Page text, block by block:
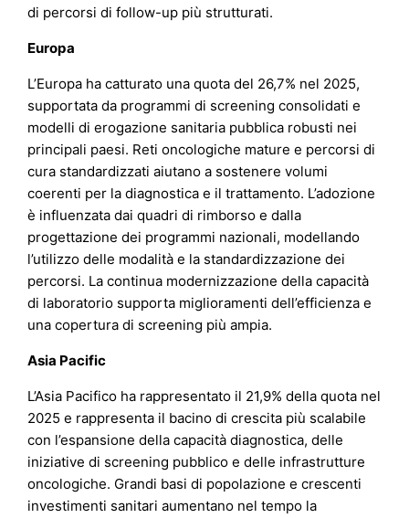
di percorsi di follow-up più strutturati.
Europa
L’Europa ha catturato una quota del 26,7% nel 2025,
supportata da programmi di screening consolidati e
modelli di erogazione sanitaria pubblica robusti nei
principali paesi. Reti oncologiche mature e percorsi di
cura standardizzati aiutano a sostenere volumi
coerenti per la diagnostica e il trattamento. L’adozione
è influenzata dai quadri di rimborso e dalla
progettazione dei programmi nazionali, modellando
l’utilizzo delle modalità e la standardizzazione dei
percorsi. La continua modernizzazione della capacità
di laboratorio supporta miglioramenti dell’efficienza e
una copertura di screening più ampia.
Asia Pacific
L’Asia Pacifico ha rappresentato il 21,9% della quota nel
2025 e rappresenta il bacino di crescita più scalabile
con l’espansione della capacità diagnostica, delle
iniziative di screening pubblico e delle infrastrutture
oncologiche. Grandi basi di popolazione e crescenti
investimenti sanitari aumentano nel tempo la